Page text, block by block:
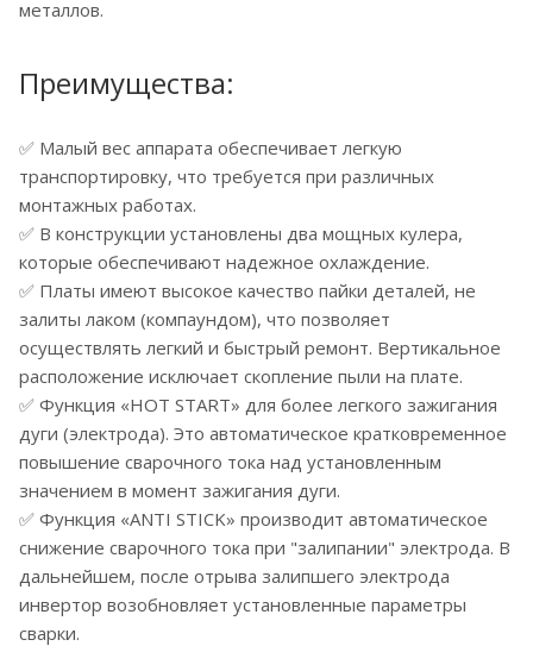
металлов.
Преимущества:
✅ Малый вес аппарата обеспечивает легкую
транспортировку, что требуется при различных
монтажных работах.
✅ В конструкции установлены два мощных кулера,
которые обеспечивают надежное охлаждение.
✅ Платы имеют высокое качество пайки деталей, не
залиты лаком (компаундом), что позволяет
осуществлять легкий и быстрый ремонт. Вертикальное
расположение исключает скопление пыли на плате.
✅ Функция «HOT START» для более легкого зажигания
дуги (электрода). Это автоматическое кратковременное
повышение сварочного тока над установленным
значением в момент зажигания дуги.
✅ Функция «ANTI STICK» производит автоматическое
снижение сварочного тока при "залипании" электрода. В
дальнейшем, после отрыва залипшего электрода
инвертор возобновляет установленные параметры
сварки.